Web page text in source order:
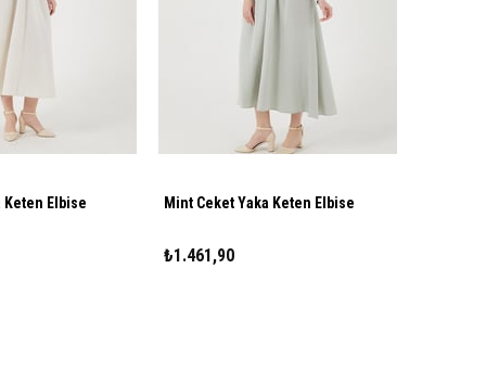
Keten Elbise Mint Ceket Yaka Keten Elbise
₺1.461,90